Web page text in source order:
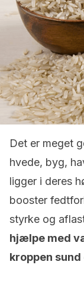
Det er meget
hvede, byg,
ligger i deres
booster
styrke og
hjælpe med
kroppen